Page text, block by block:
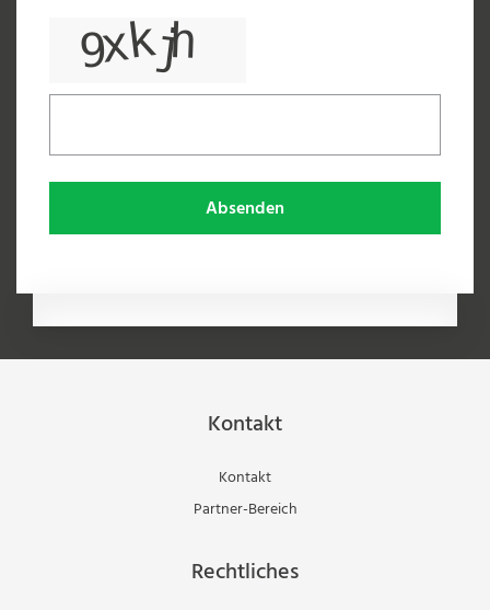
Absenden
Kontakt
Kontakt
Partner-Bereich
Rechtliches